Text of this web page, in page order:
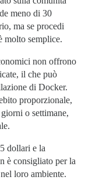
meno di 30
ma se procedi
molto semplice.
non offrono
il che può
di Docker.
proporzionale,
o settimane,
dollari e la
è consigliato per la
loro ambiente.